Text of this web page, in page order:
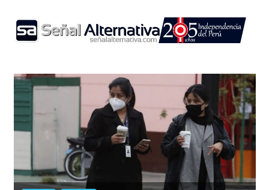
content